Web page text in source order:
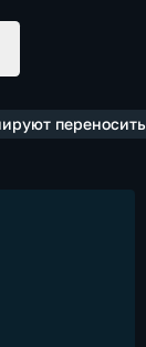
переносить